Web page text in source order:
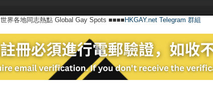
世界各地同志熱點 Global Gay Spots ■■■■ HKGAY.net Telegram 群組